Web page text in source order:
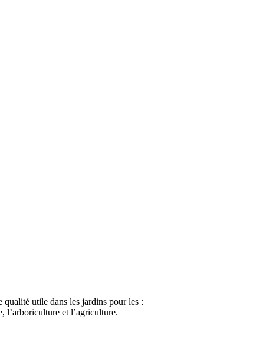
utile dans les jardins pour les :
l’arboriculture et l’agriculture.